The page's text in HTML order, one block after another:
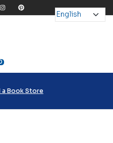
a Book Store